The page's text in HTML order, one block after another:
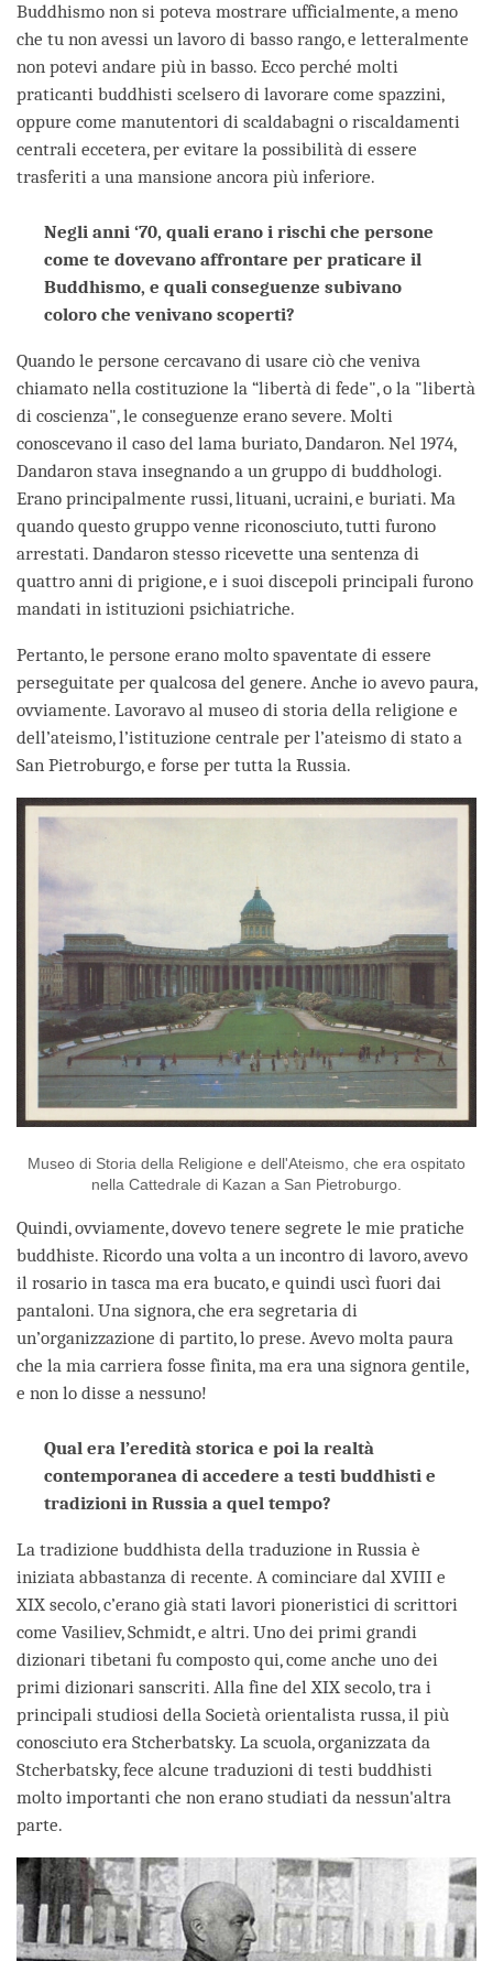
Buddhismo non si poteva mostrare ufficialmente, a meno
che tu non avessi un lavoro di basso rango, e letteralmente
non potevi andare più in basso. Ecco perché molti
praticanti buddhisti scelsero di lavorare come spazzini,
oppure come manutentori di scaldabagni o riscaldamenti
centrali eccetera, per evitare la possibilità di essere
trasferiti a una mansione ancora più inferiore.
Negli anni ‘70, quali erano i rischi che persone
come te dovevano affrontare per praticare il
Buddhismo, e quali conseguenze subivano
coloro che venivano scoperti?
Quando le persone cercavano di usare ciò che veniva
chiamato nella costituzione la “libertà di fede", o la "libertà
di coscienza", le conseguenze erano severe. Molti
conoscevano il caso del lama buriato, Dandaron. Nel 1974,
Dandaron stava insegnando a un gruppo di buddhologi.
Erano principalmente russi, lituani, ucraini, e buriati. Ma
quando questo gruppo venne riconosciuto, tutti furono
arrestati. Dandaron stesso ricevette una sentenza di
quattro anni di prigione, e i suoi discepoli principali furono
mandati in istituzioni psichiatriche.
Pertanto, le persone erano molto spaventate di essere
perseguitate per qualcosa del genere. Anche io avevo paura,
ovviamente. Lavoravo al museo di storia della religione e
dell’ateismo, l’istituzione centrale per l’ateismo di stato a
San Pietroburgo, e forse per tutta la Russia.
Museo di Storia della Religione e dell'Ateismo, che era ospitato
nella Cattedrale di Kazan a San Pietroburgo.
Quindi, ovviamente, dovevo tenere segrete le mie pratiche
buddhiste. Ricordo una volta a un incontro di lavoro, avevo
il rosario in tasca ma era bucato, e quindi uscì fuori dai
pantaloni. Una signora, che era segretaria di
un’organizzazione di partito, lo prese. Avevo molta paura
che la mia carriera fosse finita, ma era una signora gentile,
e non lo disse a nessuno!
Qual era l’eredità storica e poi la realtà
contemporanea di accedere a testi buddhisti e
tradizioni in Russia a quel tempo?
La tradizione buddhista della traduzione in Russia è
iniziata abbastanza di recente. A cominciare dal XVIII e
XIX secolo, c’erano già stati lavori pioneristici di scrittori
come Vasiliev, Schmidt, e altri. Uno dei primi grandi
dizionari tibetani fu composto qui, come anche uno dei
primi dizionari sanscriti. Alla fine del XIX secolo, tra i
principali studiosi della Società orientalista russa, il più
conosciuto era Stcherbatsky. La scuola, organizzata da
Stcherbatsky, fece alcune traduzioni di testi buddhisti
molto importanti che non erano studiati da nessun'altra
parte.